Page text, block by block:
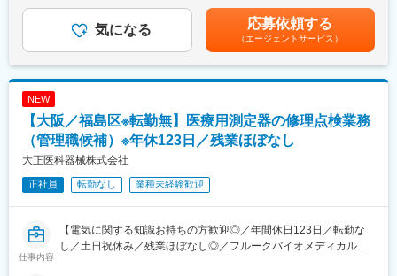
より専門性の高いサービスエンジニアへステップアップが可能で
す。
■緊急呼び出しについて：
クリニックがお客様となる為、基本的に夜間に呼ばれることはあ
代休を取得します。一時対応はコールセンターで行っておりま
す。
変更の範囲：会社の定める業務
※年間を通して、数ヶ月間の海外勤務あり
■当社の魅力：
◇風通しの良さ
社内にはアナログ・Web両方の意見箱があり、年次や役職に関係
率化から働きやすさ向上まで、社員の声が実際の制度や運営改善
につながっています。
「まずやってみる」を大切にしており、若手でも新しい業務や改
善プロジェクトに挑戦できるため、日々の仕事を通じて着実にス
キルアップできる環境です。
◇社長との1on1
定期的に社長との個別面談を実施しており、業務課題だけでな
く、将来のキャリアや身につけたいスキル、挑戦したい業務につ
いて直接相談できます。
を含む）＜昇給有無＞有＜残業手当＞有＜給与補足＞※経験・スキ
ルを考慮した上で決定いたします。■昇給：年1回■賞与：決算賞
与のみ※決算賞与は個人と会社の業績により変動あり賃金はあくま
でも目安の金額であり、選考を通じて上下する可能性がありま
す。月給(月額)は固定手当を含めた表記です。
気になる 応募依頼する
（エージェントサービス）
NEW
【大阪／福島区※転勤無】医療用測定器の修理点検業務
（管理職候補）※年休123日／残業ほぼなし
大正医科器械株式会社
正社員 転勤なし 業種未経験歓迎
仕事内容
【電気に関する知識お持ちの方歓迎◎／年間休日123日／転勤な
し／土日祝休み／残業ほぼなし◎／フルークバイオメディカル社